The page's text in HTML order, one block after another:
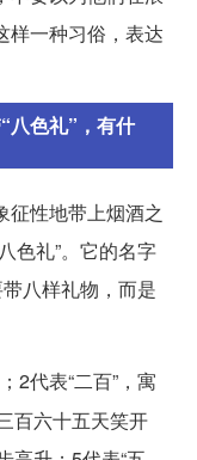
样一种习俗，表达
八色礼”，有什
征性地带上烟酒之
色礼”。它的名字
八样礼物，而是
2代表“二百”，寓
百六十五天笑开